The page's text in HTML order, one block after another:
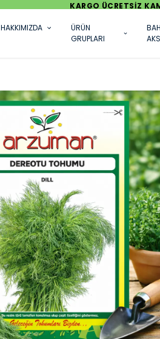
KARGO ÜCRETSİZ
HAKKIMIZDA
ÜRÜN
GRUPLARI